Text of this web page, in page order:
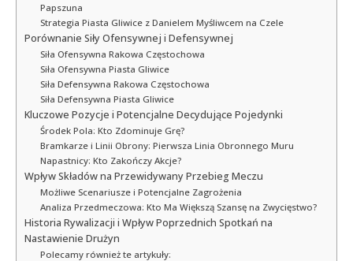
Papszuna
Strategia Piasta Gliwice z Danielem Myśliwcem na Czele
Porównanie Siły Ofensywnej i Defensywnej
Siła Ofensywna Rakowa Częstochowa
Siła Ofensywna Piasta Gliwice
Siła Defensywna Rakowa Częstochowa
Siła Defensywna Piasta Gliwice
Kluczowe Pozycje i Potencjalne Decydujące Pojedynki
Środek Pola: Kto Zdominuje Grę?
Bramkarze i Linii Obrony: Pierwsza Linia Obronnego Muru
Napastnicy: Kto Zakończy Akcje?
Wpływ Składów na Przewidywany Przebieg Meczu
Możliwe Scenariusze i Potencjalne Zagrożenia
Analiza Przedmeczowa: Kto Ma Większą Szansę na Zwycięstwo?
Historia Rywalizacji i Wpływ Poprzednich Spotkań na
Nastawienie Drużyn
Polecamy również te artykuły: